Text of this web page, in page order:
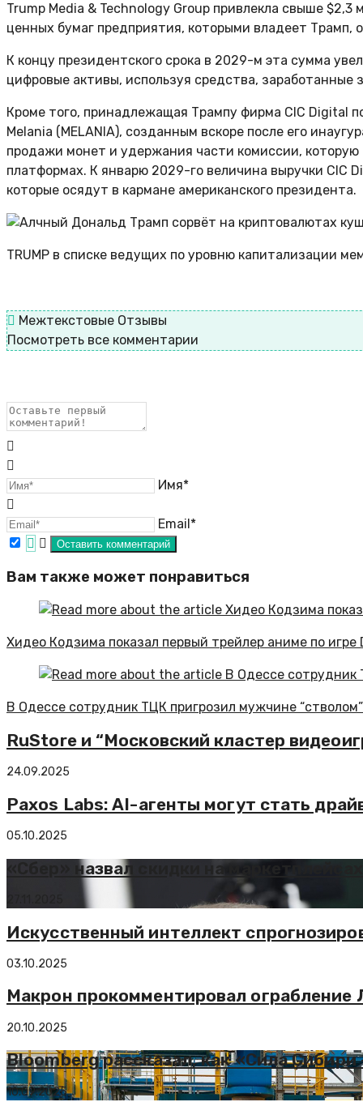
Trump Media & Technology Group привлекла свыше
ценных бумаг предприятия, которыми владеет
К концу президентского срока в 2029-м эта сумма
цифровые активы, используя средства, заработанные
Кроме того, принадлежащая Трампу фирма CIC Digital
Melania (MELANIA), созданным вскоре после его
продажи монет и удержания части комиссии,
платформах. К январю 2029-го величина выручки CIC
которые осядут в кармане американского президента.
TRUMP в списке ведущих по уровню капитализации
Межтекстовые Отзывы
Посмотреть все комментарии
Имя*
Email*
Вам также может понравиться
Хидео Кодзима показал первый трейлер аниме по
В Одессе сотрудник ТЦК пригрозил мужчине
RuStore и “Московский кластер
24.09.2025
Paxos Labs: AI-агенты могут стать
05.10.2025
«Сбер» назвал скидки на
Искусственный интеллект
03.10.2025
Макрон прокомментировал ограбление
20.10.2025
Bloomberg рассказал, как «Сила
10.09.2025